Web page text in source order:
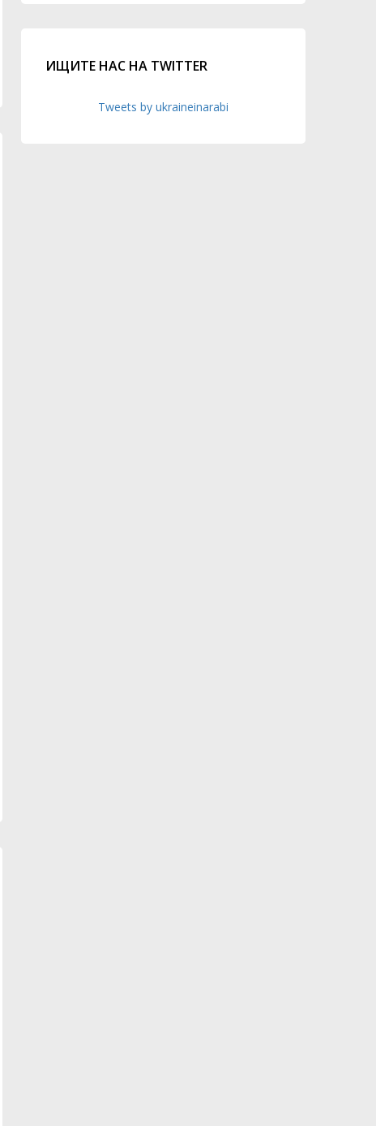
ИЩИТЕ НАС НА TWITTER
Tweets by ukraineinarabi